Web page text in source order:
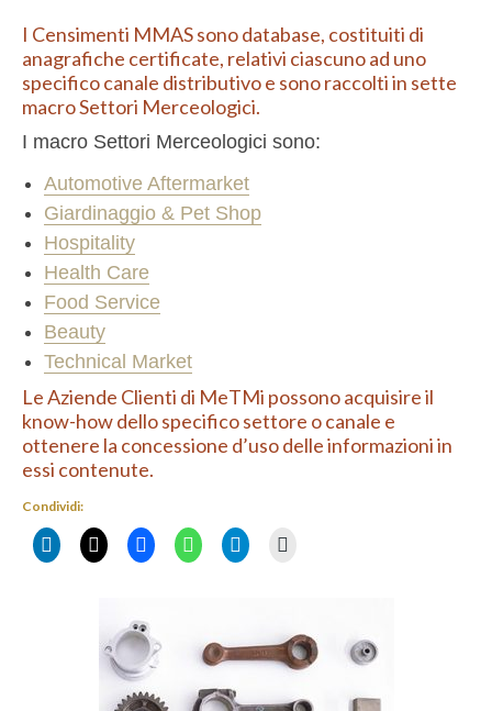
BLOG
DataLab
CONTATTI
I Censimenti MMAS sono database, costituiti di
anagrafiche certificate, relativi ciascuno ad uno
specifico canale distributivo e sono raccolti in sette
macro Settori Merceologici.
I macro Settori Merceologici sono:
Automotive Aftermarket
Giardinaggio & Pet Shop
Hospitality
Health Care
Food Service
Beauty
Technical Market
Le Aziende Clienti di MeTMi possono acquisire il
know-how dello specifico settore o canale e
ottenere la concessione d’uso delle informazioni in
essi contenute.
Condividi: